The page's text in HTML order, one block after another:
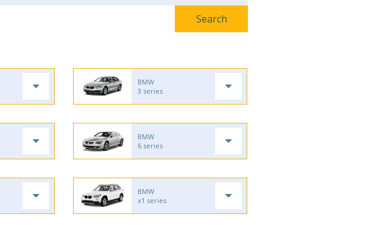
BMW
3 series
BMW
6 series
BMW
x1 series